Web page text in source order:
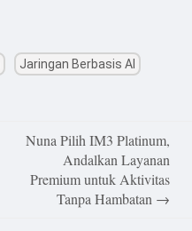
Jaringan Berbasis AI
Nuna Pilih IM3 Platinum,
Andalkan Layanan
Premium untuk Aktivitas
Tanpa Hambatan →